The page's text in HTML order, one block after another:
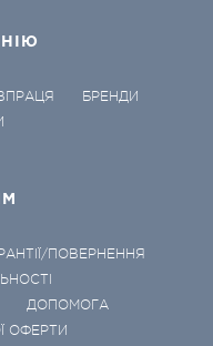
БРЕНДИ
ПОВЕРНЕННЯ
ДОПОМОГА
ОФЕРТИ